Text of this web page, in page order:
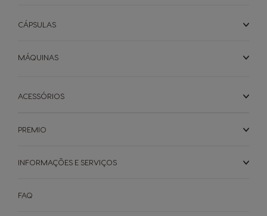
CÁPSULAS
MÁQUINAS
ACESSÓRIOS
PREMIO
INFORMAÇÕES E SERVIÇOS
FAQ